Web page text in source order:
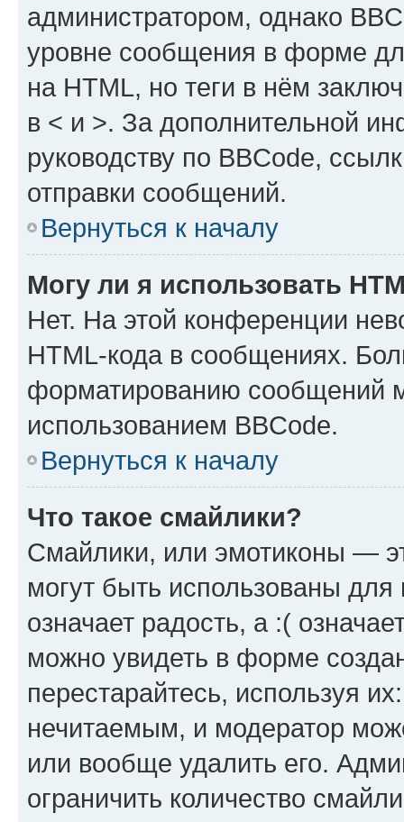
администратором, однако
уровне сообщения в форме
на HTML, но теги в нём
в < и >. За дополнительной
руководству по BBCode,
отправки сообщений.
Вернуться к началу
Могу ли я использовать
Нет. На этой конференции
HTML-кода в сообщениях.
форматированию сообщений
использованием BBCode.
Вернуться к началу
Что такое смайлики?
Смайлики, или эмотиконы —
могут быть использованы
означает радость, а :(
можно увидеть в форме
перестарайтесь, используя
нечитаемым, и модератор
или вообще удалить его.
ограничить количество